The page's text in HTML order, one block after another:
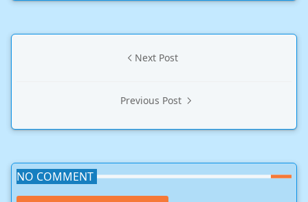
Next Post
Previous Post
NO COMMENT